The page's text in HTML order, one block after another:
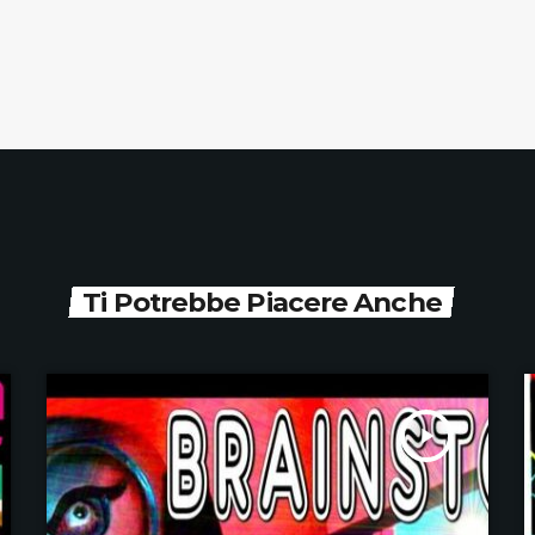
Ti Potrebbe Piacere Anche
play_arrow